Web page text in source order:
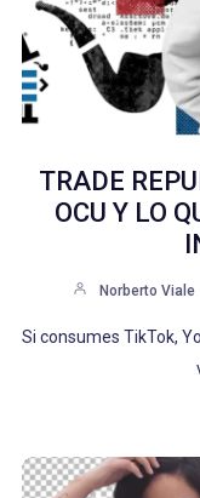
TRADE
OCU Y LO
Norberto Viale
Si consumes TikTok,